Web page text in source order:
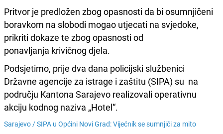
Pritvor je predložen zbog opasnosti da bi osumnjičeni
boravkom na slobodi mogao utjecati na svjedoke,
prikriti dokaze te zbog opasnosti od
ponavljanja krivičnog djela.
Podsjetimo, prije dva dana policijski službenici
Državne agencije za istrage i zaštitu (SIPA) su na
području Kantona Sarajevo realizovali operativnu
akciju kodnog naziva „Hotel“.
Sarajevo /SIPA u Općini Novi Grad: Vijećnik se sumnjiči za mito